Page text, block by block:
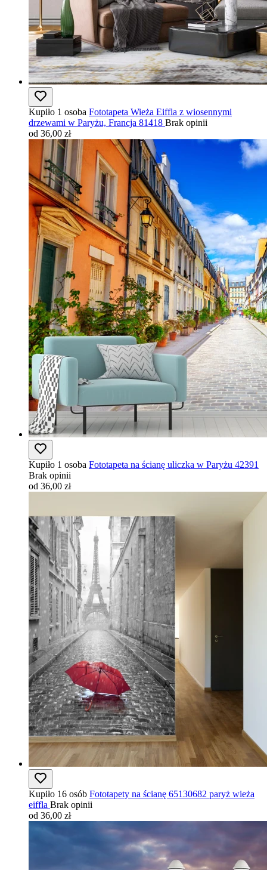
Kupiło 1 osoba Fototapeta Wieża Eiffla z wiosennymi
drzewami w Paryżu, Francja 81418 Brak opinii
od 36,00 zł
Kupiło 1 osoba Fototapeta na ścianę uliczka w Paryżu 42391
Brak opinii
od 36,00 zł
Kupiło 16 osób Fototapety na ścianę 65130682 paryż wieża
eiffla Brak opinii
od 36,00 zł